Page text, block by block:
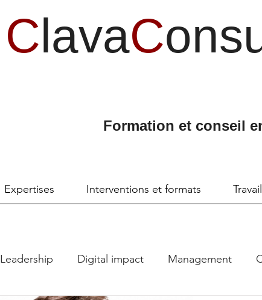
ClavaC
Formation et conseil
Expertises Interventions et formats
Leadership Digital impact Management